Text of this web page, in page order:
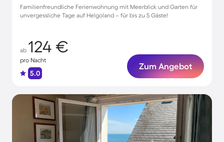
Familienfreundliche Ferienwohnung mit Meerblick und Garten für
unvergessliche Tage auf Helgoland – für bis zu 5 Gäste!
ab 124 €
pro Nacht
5.0
Zum Angebot